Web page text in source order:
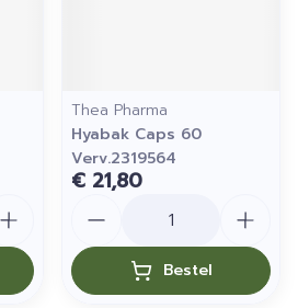
Thea Pharma
Hyabak Caps 60
Verv.2319564
€ 21,80
Bestel